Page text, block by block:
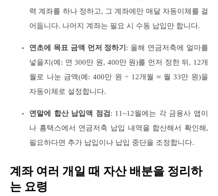
력 계좌를 하나 정하고, 그 계좌에만 매달 자동이체를 걸
어둡니다. 나머지 계좌는 필요 시 수동 납입만 합니다.
연초에 목표 금액 먼저 정하기 : 올해 연금저축에 얼마를
넣을지(예: 연 300만 원, 400만 원)를 먼저 정한 뒤, 12개
월로 나눈 금액(예: 400만 원 ÷ 12개월 ≈ 월 33만 원)을
자동이체로 설정합니다.
연말에 합산 납입액 점검 : 11~12월에는 각 금융사 앱이
나 홈택스에서 연금저축 납입 내역을 합산해서 확인해,
필요하다면 추가 납입이나 납입 중단을 조정합니다.
계좌 여러 개일 때 자산 배분을 정리하
는 요령